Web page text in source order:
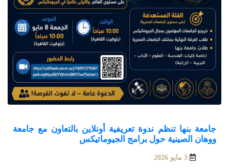
جامعة بنها تنظم ندوة تعريفية أونلاين بالتعاون مع جامعة
ووهان الصينية حول برامج الجيوماتيكس
3 مايو 2026